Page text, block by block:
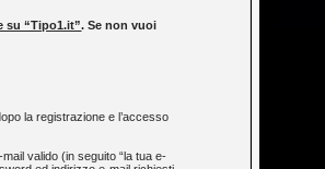
su “Tipo1.it”. Se non vuoi
la registrazione e l’accesso
valido (in seguito “la tua e-